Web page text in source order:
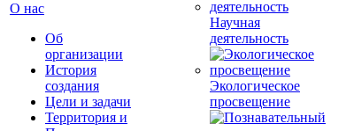
О нас
Об
организации
История
создания
Цели и задачи
Территория и
Научная
деятельность
Экологическое
просвещение